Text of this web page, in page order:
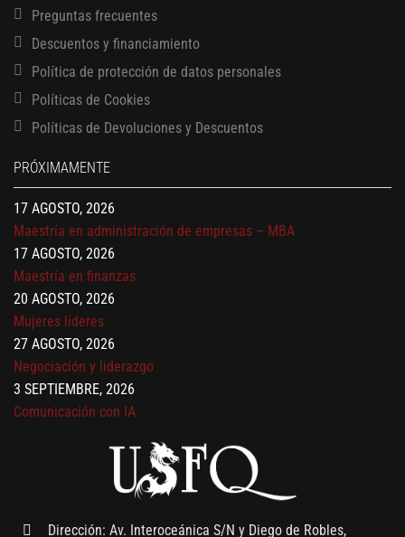
Preguntas frecuentes
Descuentos y financiamiento
Política de protección de datos personales
Políticas de Cookies
Políticas de Devoluciones y Descuentos
PRÓXIMAMENTE
13 AGOSTO, 2026
Finanzas para no financieros
Gerencia de empresas familiares
17 AGOSTO, 2026
Maestría en administración de empresas – MBA
17 AGOSTO, 2026
Maestría en finanzas
20 AGOSTO, 2026
Mujeres líderes
27 AGOSTO, 2026
Negociación y liderazgo
3 SEPTIEMBRE, 2026
Comunicación con IA
Gobernanza de datos
Finanzas para no financieros
Dirección: Av. Interoceánica S/N y Diego de Robles,